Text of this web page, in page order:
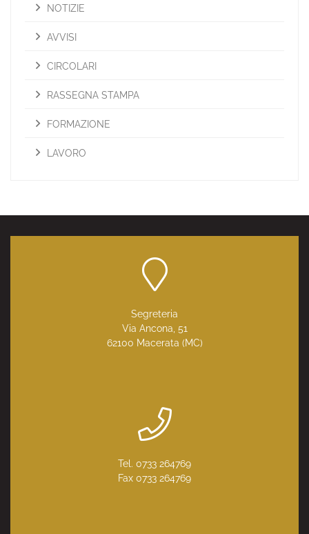
NOTIZIE
AVVISI
CIRCOLARI
RASSEGNA STAMPA
FORMAZIONE
LAVORO
Segreteria
Via Ancona, 51
62100 Macerata (MC)
Tel. 0733 264769
Fax 0733 264769